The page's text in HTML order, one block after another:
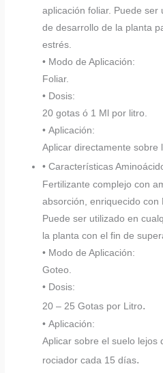
aplicación foliar. Puede
de desarrollo de la planta
estrés.
• Modo de Aplicación:
Foliar.
• Dosis:
20 gotas ó 1 Ml por litro.
• Aplicación:
Aplicar directamente sobre
• Características
Fertilizante complejo con
absorción, enriquecido con
Puede ser utilizado en
la planta con el fin de
• Modo de Aplicación:
Goteo.
• Dosis:
20 – 25 Gotas por Litro.
• Aplicación:
Aplicar sobre el suelo lejos
rociador cada 15 días.